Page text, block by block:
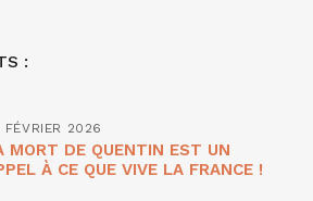
:
FÉVRIER 2026
MORT DE QUENTIN EST UN
À CE QUE VIVE LA FRANCE !